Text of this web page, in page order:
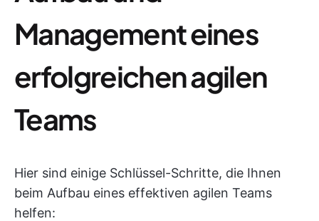
Management eines
erfolgreichen agilen
Teams
Hier sind einige Schlüssel-Schritte, die Ihnen
beim Aufbau eines effektiven agilen Teams
helfen: